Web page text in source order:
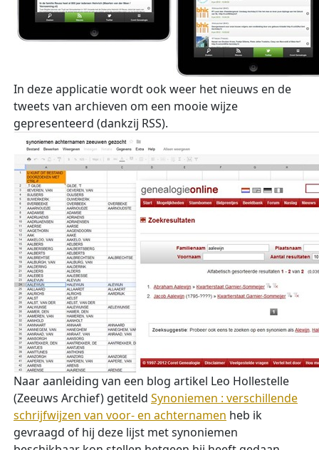
In deze applicatie wordt ook weer het nieuws en de
tweets van archieven om een mooie wijze
gepresenteerd (dankzij RSS).
Naar aanleiding van een blog artikel Leo Hollestelle
(Zeeuws Archief) getiteld Synoniemen : verschillende
schrijfwijzen van voor- en achternamen heb ik
gevraagd of hij deze lijst met synoniemen